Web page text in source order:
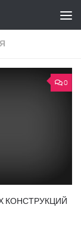
0
КОНСТРУКЦИЙ